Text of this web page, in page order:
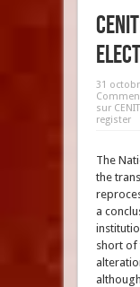
31
sur
register
The
the
a
short of